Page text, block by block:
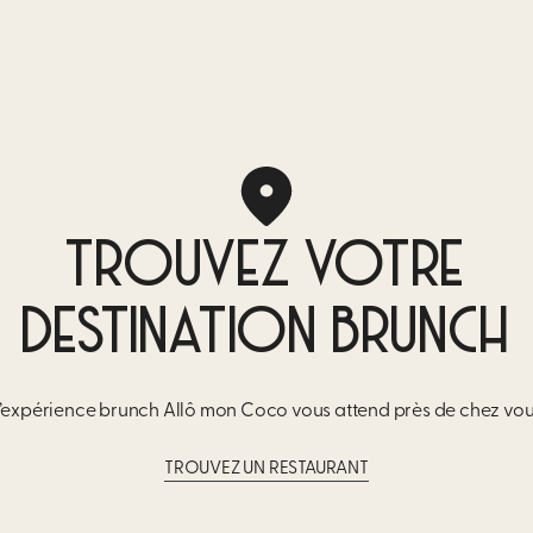
TROUVEZ VOTRE
DESTINATION BRUNCH
brunch Allô mon Coco vous attend près de chez
TROUVEZ UN RESTAURANT​